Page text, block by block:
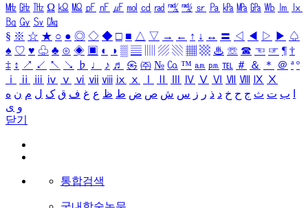
㎒ ㎓ ㎔ Ω ㏀ ㏁ ㎊ ㎋ ㎌ ㏖ ㏅ ㎭ ㎮ ㎯ ㏛ ㎩ ㎪ ㎫ ㎬ ㏝ ㏐
㏓
㏃ ㏉ ㏜ ㏆
§ ※ ☆ ★ ○ ● ◎ ◇ ◆ □ ■ △ ▽ → ← ↑ ↓ ↔ 〓 ◁ ◀ ▷ ▶ ♤
♠ ♡ ♥ ♧ ♣ ⊙ ◈ ▣ ◐ ◑ ▒ ▤ ▨ ▧ ▦ ▩ ♨ ☏ ☎ ☜ ☞ ¶ †
‡ ↕ ↗ ↙ ↖ ↘ ♭ ♩ ♪ ♬ ㉿ ㈜ № ㏇ ™ ㏂ ㏘ ℡ ＃ ＆ ＊ ＠ ª º
ⅰ
ⅱ ⅲ ⅳ ⅴ ⅵ ⅶ ⅷ ⅸ ⅹ Ⅳ Ⅴ Ⅵ Ⅶ Ⅷ Ⅸ Ⅹ
ب ت ث ج ح خ د ذ ر ز س ش ص ض ط ظ ع غ ف ق ک ل م ن ه
و ی
닫기
통합검색